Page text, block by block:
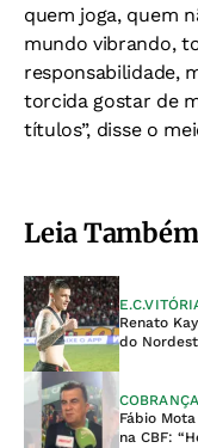
quem joga, quem
mundo vibrando,
responsabilidade,
torcida gostar de
títulos”, disse o
Leia
Renato
do
Fábio
na CBF: